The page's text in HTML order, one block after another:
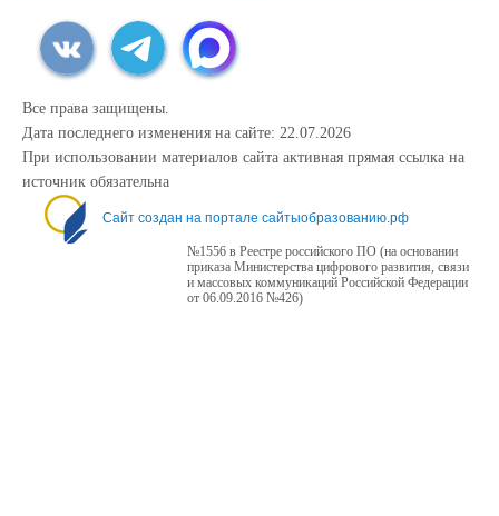
Все права защищены.
Дата последнего изменения на сайте: 22.07.2026
При использовании материалов сайта активная прямая ссылка на
источник обязательна
Сайт создан на портале сайтыобразованию.рф
№1556 в Реестре российского ПО (на основании
приказа Министерства цифрового развития, связи
и массовых коммуникаций Российской Федерации
от 06.09.2016 №426)